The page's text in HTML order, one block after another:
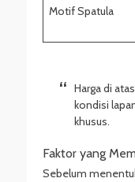
Motif Spatula
Harga di
kondisi
khusus.
Faktor yang
Sebelum